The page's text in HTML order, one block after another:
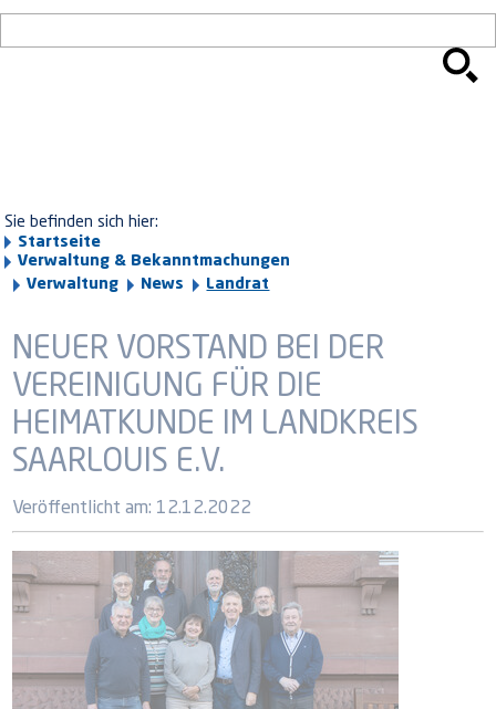
Sie befinden sich hier:
Startseite
Verwaltung & Bekanntmachungen
Verwaltung
News Landrat
NEUER VORSTAND BEI DER
VEREINIGUNG FÜR DIE
HEIMATKUNDE IM LANDKREIS
SAARLOUIS E.V.
Veröffentlicht am: 12.12.2022